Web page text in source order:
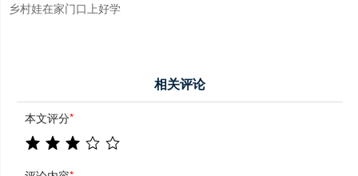
乡村娃在家门口上好学
相关评论
本文评分*